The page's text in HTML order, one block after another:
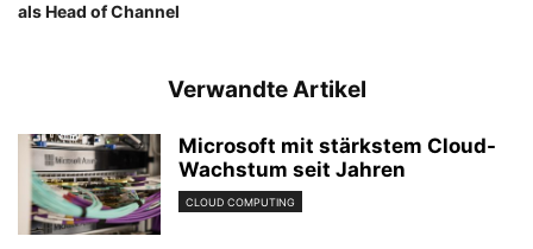
als Head of Channel
Verwandte Artikel
Microsoft mit stärkstem Cloud-
Wachstum seit Jahren
CLOUD COMPUTING